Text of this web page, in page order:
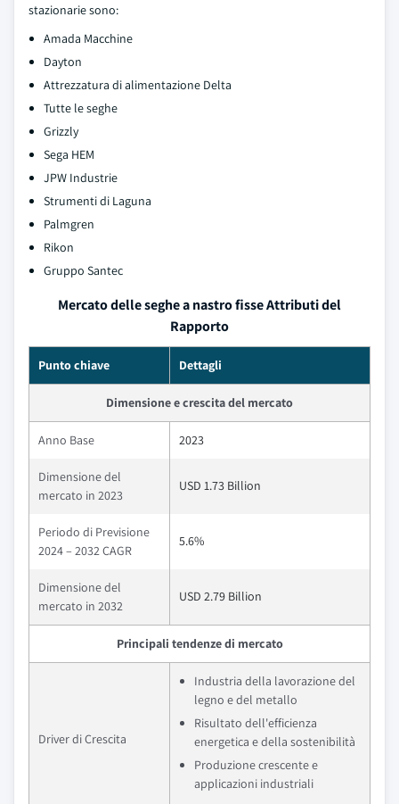
stazionarie sono:
Amada Macchine
Dayton
Attrezzatura di alimentazione Delta
Tutte le seghe
Grizzly
Sega HEM
JPW Industrie
Strumenti di Laguna
Palmgren
Rikon
Gruppo Santec
Mercato delle seghe a nastro fisse Attributi del
Rapporto
Punto chiave Dettagli
Dimensione e crescita del mercato
Anno Base 2023
Dimensione del
mercato in 2023
USD 1.73 Billion
Periodo di Previsione
2024 – 2032 CAGR
5.6%
Dimensione del
mercato in 2032
USD 2.79 Billion
Principali tendenze di mercato
Driver di Crescita
Industria della lavorazione del
legno e del metallo
Risultato dell'efficienza
energetica e della sostenibilità
Produzione crescente e
applicazioni industriali